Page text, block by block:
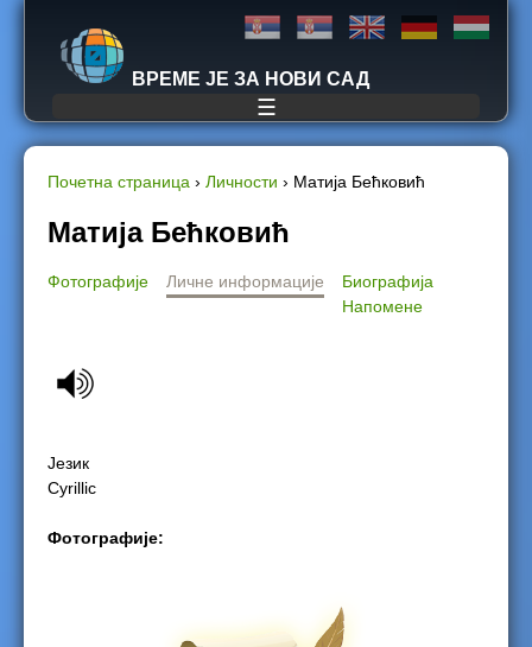
Jump to navigation
ВРЕМЕ ЈЕ ЗА НОВИ САД
☰
Y
o
e
Почетна страница › Личности › Матија Бећковић
Матија Бећковић
Фотографије Личне информације
Биографија
Напомене
Језик
Cyrillic
Фотографије: